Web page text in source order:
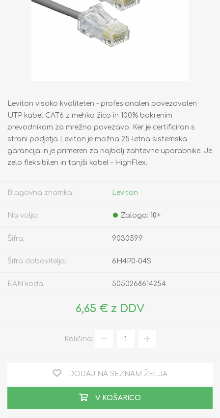
Leviton visoko kvaliteten - profesionalen povezovalen
UTP kabel CAT6 z mehko žico in 100% bakrenim
prevodnikom za mrežno povezavo. Ker je certificiran s
strani podjetja Leviton je možna 25-letna sistemska
garancija in je primeren za najbolj zahtevne uporabnike. Je
zelo fleksibilen in tanjši kabel - HighFlex.
Blagovna znamka: Leviton
Na voljo: Zaloga: 10+
Šifra: 9030599
Šifra dobavitelja: 6H4P0-04S
EAN koda: 5050268614254
6,65 € z DDV
Količina:
DODAJ NA SEZNAM ŽELJA
V KOŠARICO